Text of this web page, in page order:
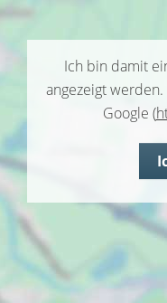
Ich bin damit
angezeigt
Google (